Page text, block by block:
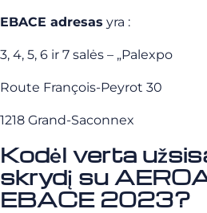
EBACE adresas yra :
3, 4, 5, 6 ir 7 salės – „Palexpo
Route François-Peyrot 30
1218 Grand-Saconnex
Kodėl verta
skrydį su
EBACE 2023?